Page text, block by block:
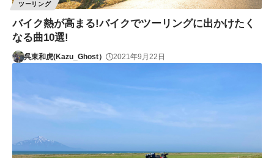
ツーリング
バイク熱が高まる!バイクでツーリングに出かけたく
なる曲10選!
呉東和虎(Kazu_Ghost） 2021年9月22日